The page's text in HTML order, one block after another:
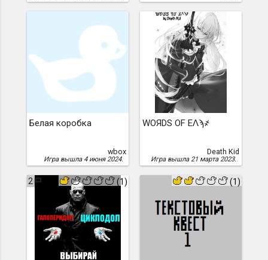
Белая коробка
wbox
Игра вышла 4 июня 2024.
WOЯDS OF EɅϡ҂
Death Kid
Игра вышла 21 марта 2023.
2 (1) (1)